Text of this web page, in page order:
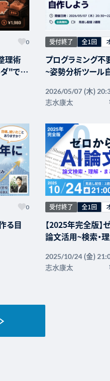
0
理術
"で育
受付終了 全1回
プログラミング不
~姿勢分析ツール
2026/05/07 (木)
志水康太
0
る目
受付終了 全1回
【2025年完全版】
論文活用~検索・理
2025/10/24 (金)
志水康太